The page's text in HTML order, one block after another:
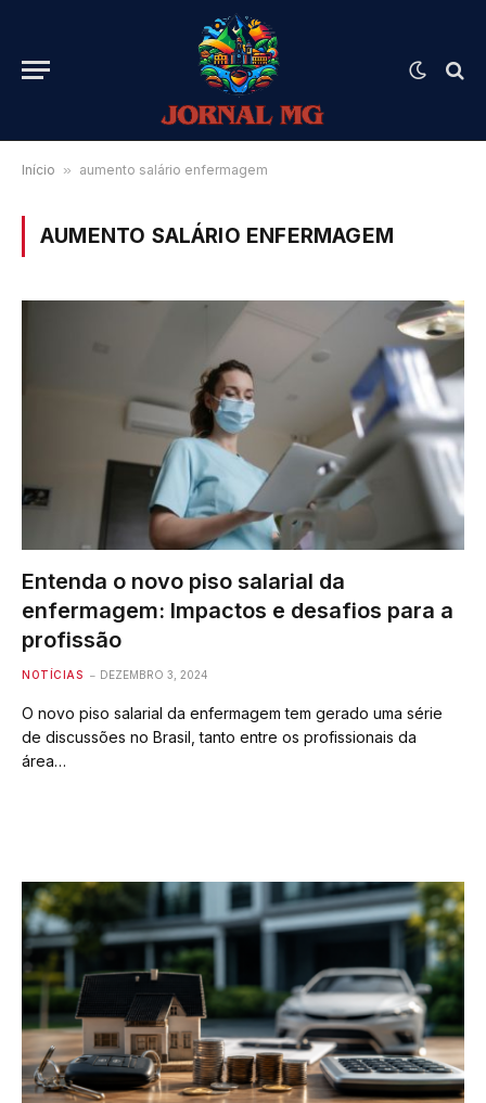
Início » aumento salário enfermagem
AUMENTO SALÁRIO ENFERMAGEM
Entenda o novo piso salarial da
enfermagem: Impactos e desafios para a
profissão
NOTÍCIAS DEZEMBRO 3, 2024
O novo piso salarial da enfermagem tem gerado uma série
de discussões no Brasil, tanto entre os profissionais da
área…